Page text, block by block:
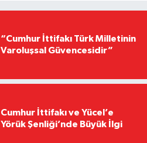
“Cumhur İttifakı Türk Milletinin
Varoluşsal Güvencesidir”
Cumhur İttifakı ve Yücel’e
Yörük Şenliği’nde Büyük İlgi